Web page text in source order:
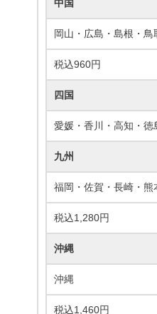
中国
岡山・広島・島根・鳥
税込960円
四国
愛媛・香川・高知・徳
九州
福岡・佐賀・長崎・
税込1,280円
沖縄
沖縄
税込1,460円